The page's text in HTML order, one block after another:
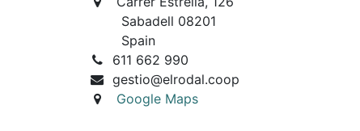
Sabadell 08201
Spain
611 662 990
gestio@elrodal.coop
Google Maps